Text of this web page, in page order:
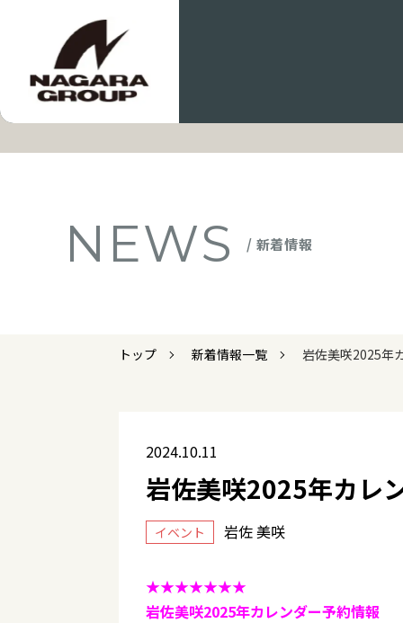
NEWS / 新着情報
トップ 新着情報一覧 岩佐美咲2025年
2024.10.11
岩佐美咲2025年カレ
イベント 岩佐 美咲
★★★★★★★
岩佐美咲2025年カレンダー予約情報